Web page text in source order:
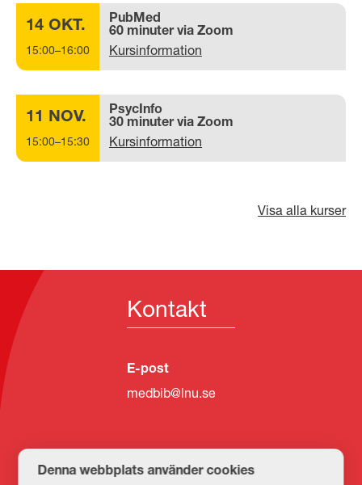
14 OKT.
15:00–16:00
PubMed
60 minuter via Zoom
Kursinformation
11 NOV.
15:00–15:30
PsycInfo
30 minuter via Zoom
Kursinformation
Visa alla kurser
Kontakt
E-post
medbib@lnu.se
Denna webbplats använder cookies